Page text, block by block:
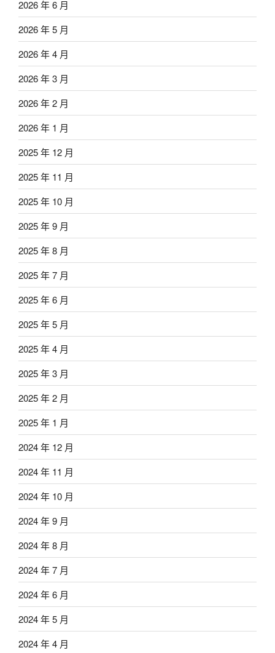
2026 年 6 月
2026 年 5 月
2026 年 4 月
2026 年 3 月
2026 年 2 月
2026 年 1 月
2025 年 12 月
2025 年 11 月
2025 年 10 月
2025 年 9 月
2025 年 8 月
2025 年 7 月
2025 年 6 月
2025 年 5 月
2025 年 4 月
2025 年 3 月
2025 年 2 月
2025 年 1 月
2024 年 12 月
2024 年 11 月
2024 年 10 月
2024 年 9 月
2024 年 8 月
2024 年 7 月
2024 年 6 月
2024 年 5 月
2024 年 4 月